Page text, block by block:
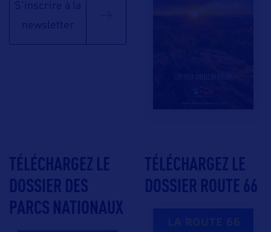
S'inscrire à la
newsletter
TÉLÉCHARGEZ LE
DOSSIER DES
PARCS NATIONAUX
TÉLÉCHARGEZ LE
DOSSIER ROUTE 66